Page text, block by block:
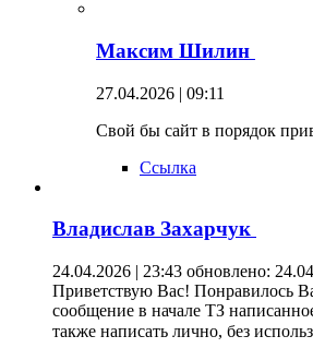
Максим Шилин
27.04.2026 | 09:11
Свой бы сайт в порядок
Ссылка
Владислав Захарчук
24.04.2026 | 23:43 обновлено:
Приветствую Вас! Понравилось
сообщение в начале ТЗ
также написать лично, без